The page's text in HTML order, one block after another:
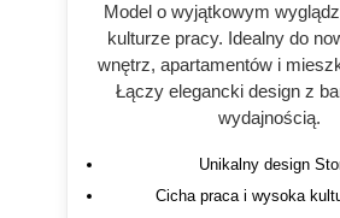
Model o wyjątkowym
kulturze pracy. Idealny do
wnętrz, apartamentów i
Łączy elegancki design z
wydajnością.
Unikalny design
Cicha praca i wysoka